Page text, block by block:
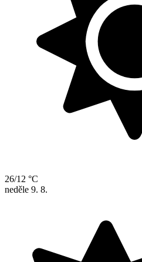
26/12 °C
neděle 9. 8.